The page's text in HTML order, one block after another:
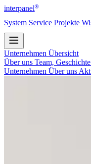
interpanel®
System Service Projekte
Unternehmen Übersicht
Über uns Team,
Unternehmen Über uns